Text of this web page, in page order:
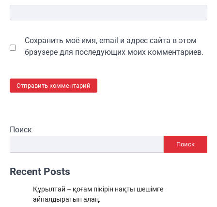
Сохранить моё имя, email и адрес сайта в этом
браузере для последующих моих комментариев.
Поиск
Поиск
Recent Posts
Құрылтай – қоғам пікірін нақты шешімге
айналдыратын алаң.